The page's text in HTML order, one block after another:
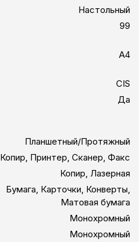
Настольный
99
А4
CIS
Да
Планшетный/Протяжный
Копир, Принтеp, Сканеp, Факс
Копир, Лазерная
Бумага, Карточки, Конверты,
Матовая бумага
Монохромный
Монохромный